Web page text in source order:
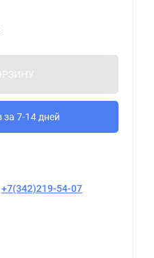
за 7-14 дней
+7(342)219-54-07